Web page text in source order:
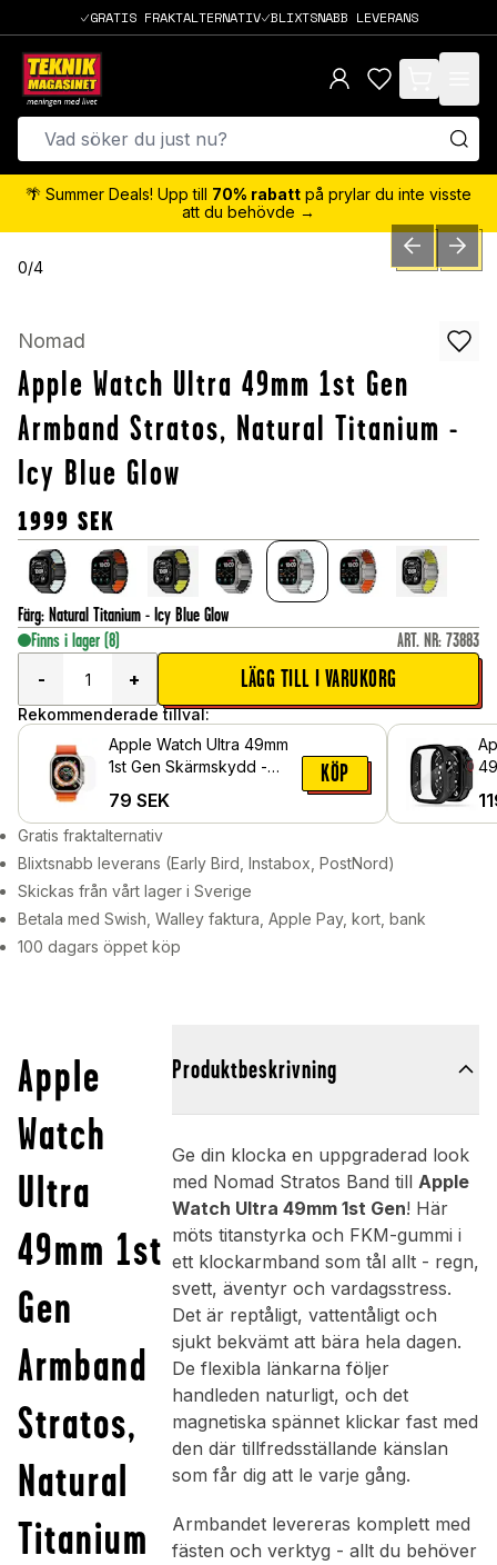
GRATIS FRAKTALTERNATIV BLIXTSNABB LEVERANS
items in cart,
🌴 Summer Deals! Upp till 70% rabatt på prylar du inte visste
att du behövde →
0/4 PREVIOUSNEXT
Nomad
Apple Watch Ultra 49mm 1st Gen
Armband Stratos, Natural Titanium -
Icy Blue Glow
1999 SEK
Färg: Natural Titanium - Icy Blue Glow
Finns i lager (8) ART. NR: 73883
-
+ LÄGG TILL I VARUKORG
Rekommenderade tillval:
Apple Watch Ultra 49mm
1st Gen Skärmskydd -
79 SEK
KÖP
Gratis fraktalternativ
Blixtsnabb leverans (Early Bird, Instabox, PostNord)
Skickas från vårt lager i Sverige
Betala med Swish, Walley faktura, Apple Pay, kort, bank
100 dagars öppet köp
Apple
Watch
Ultra
49mm 1st
Gen
Armband
Stratos,
Natural
Titanium
Produktbeskrivning
Ge din klocka en uppgraderad look
med Nomad Stratos Band till Apple
Watch Ultra 49mm 1st Gen! Här
möts titanstyrka och FKM-gummi i
ett klockarmband som tål allt - regn,
svett, äventyr och vardagsstress.
Det är reptåligt, vattentåligt och
sjukt bekvämt att bära hela dagen.
De flexibla länkarna följer
handleden naturligt, och det
magnetiska spännet klickar fast med
den där tillfredsställande känslan
som får dig att le varje gång.
Armbandet levereras komplett med
fästen och verktyg - allt du behöver